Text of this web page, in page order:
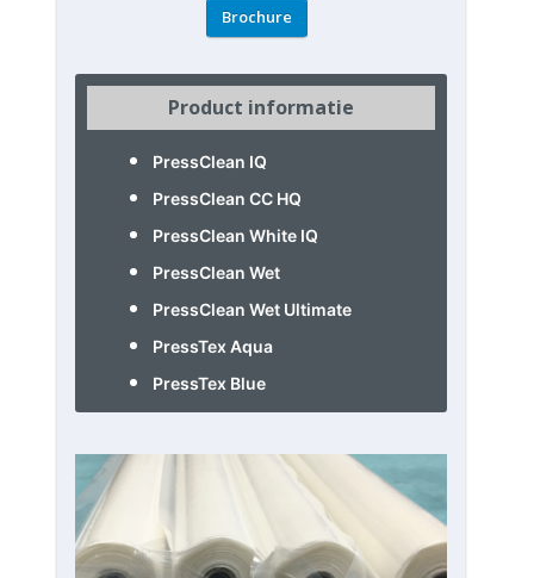
Brochure
Product informatie
PressClean IQ
PressClean CC HQ
PressClean White IQ
PressClean Wet
PressClean Wet Ultimate
PressTex Aqua
PressTex Blue